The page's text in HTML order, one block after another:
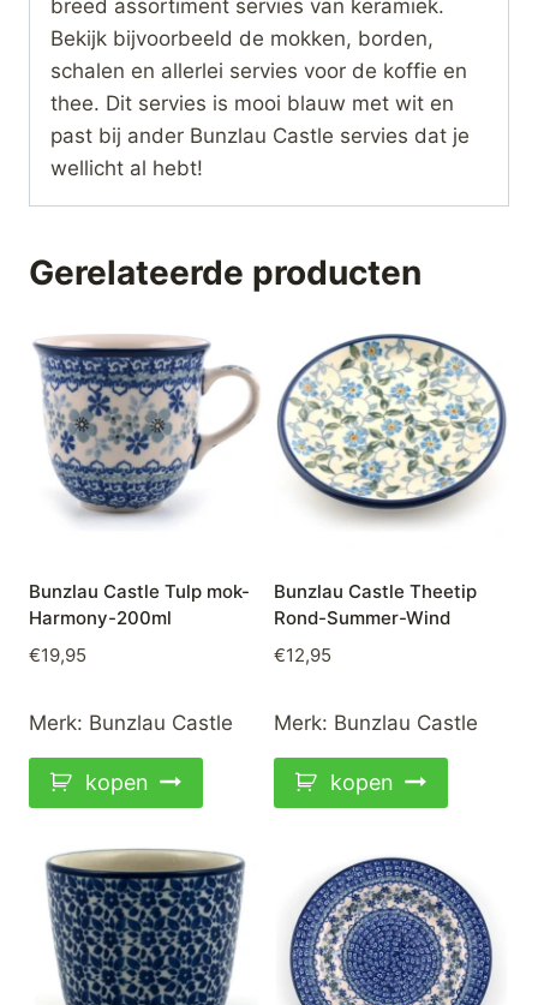
breed assortiment servies van keramiek.
Bekijk bijvoorbeeld de mokken, borden,
schalen en allerlei servies voor de koffie en
thee. Dit servies is mooi blauw met wit en
past bij ander Bunzlau Castle servies dat je
wellicht al hebt!
Gerelateerde producten
Bunzlau Castle Tulp mok-
Harmony-200ml
€19,95
Merk: Bunzlau Castle
kopen
Bunzlau Castle Theetip
Rond-Summer-Wind
€12,95
Merk: Bunzlau Castle
kopen